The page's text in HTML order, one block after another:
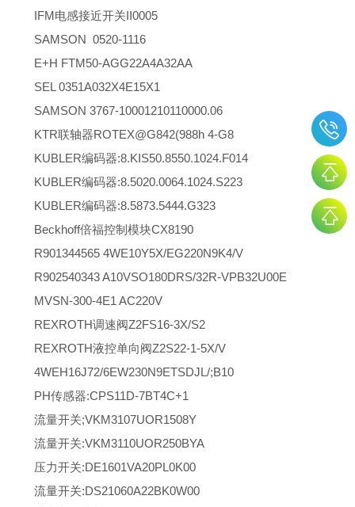
IFM电感接近开关II0005
SAMSON 0520-1116
E+H FTM50-AGG22A4A32AA
SEL 0351A032X4E15X1
SAMSON 3767-10001210110000.06
KTR联轴器ROTEX@G842(988h 4-G8
KUBLER编码器:8.KIS50.8550.1024.F014
KUBLER编码器:8.5020.0064.1024.S223
KUBLER编码器:8.5873.5444.G323
Beckhoff倍福控制模块CX8190
R901344565 4WE10Y5X/EG220N9K4/V
R902540343 A10VSO180DRS/32R-VPB32U00E
MVSN-300-4E1 AC220V
REXROTH调速阀Z2FS16-3X/S2
REXROTH液控单向阀Z2S22-1-5X/V
4WEH16J72/6EW230N9ETSDJL/;B10
PH传感器:CPS11D-7BT4C+1
流量开关;VKM3107UOR1508Y
流量开关:VKM3110UOR250BYA
压力开关:DE1601VA20PL0K00
流量开关:DS21060A22BK0W00